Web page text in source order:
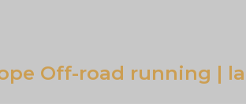
Off-road running |